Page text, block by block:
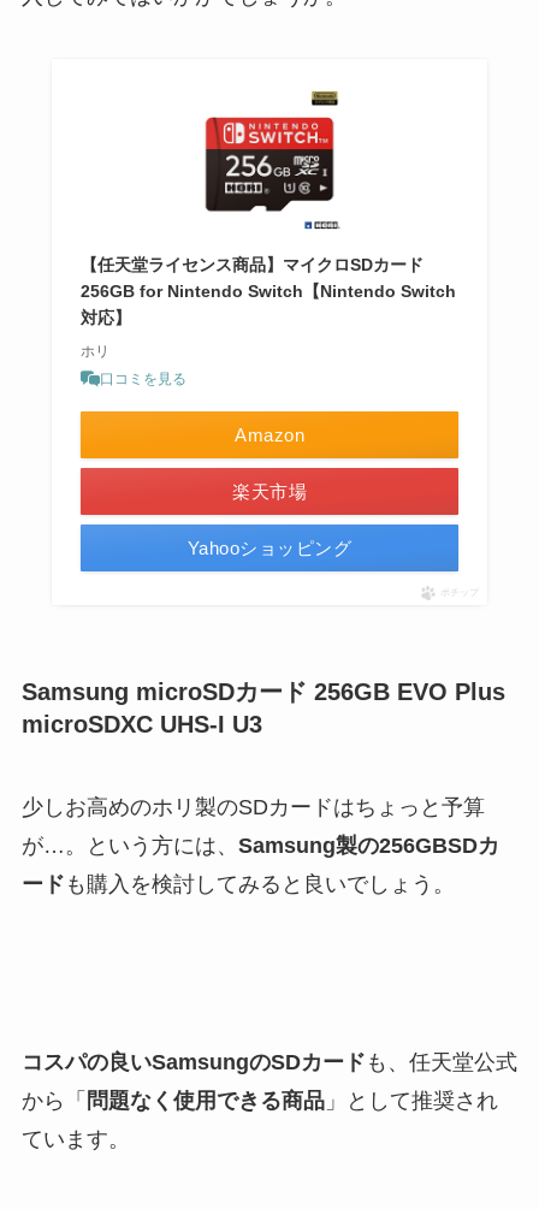
【任天堂ライセンス商品】マイクロSDカード
256GB for Nintendo Switch【Nintendo Switch
対応】
ホリ
口コミを見る
Amazon
楽天市場
Yahooショッピング
ポチップ
Samsung microSDカード 256GB EVO Plus
microSDXC UHS-I U3
少しお高めのホリ製のSDカードはちょっと予算
が…。という方には、 Samsung製の256GBSDカ
ード も購入を検討してみると良いでしょう。
コスパの良いSamsungのSDカード も、任天堂公式
から「 問題なく使用できる商品」として推奨され
ています。